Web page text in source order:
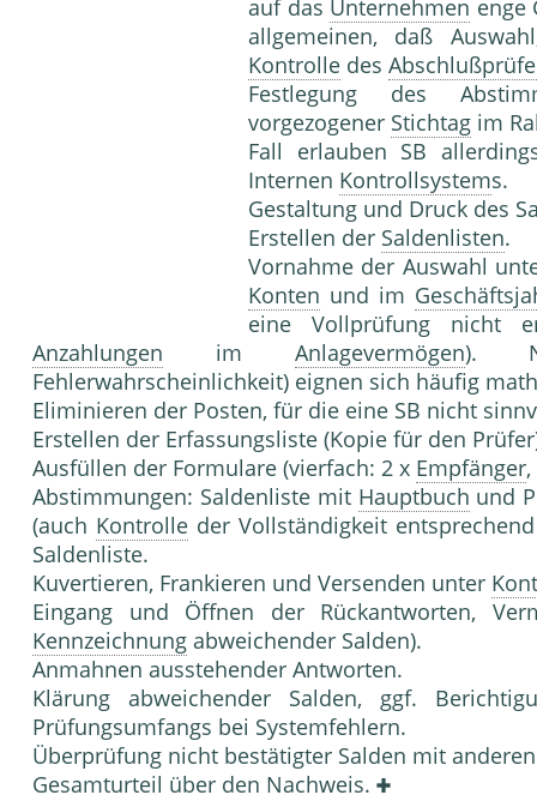
auf das Unternehmen enge
allgemeinen, daß
Kontrolle des
Festlegung des
vorgezogener Stichtag im
Fall erlauben SB
Internen Kontrollsystems.
Gestaltung und Druck des
Erstellen der Saldenlisten.
Vornahme der Auswahl
Konten und im
eine Vollprüfung nicht
Anzahlungen im Anlagevermögen).
Fehlerwahrscheinlichkeit) eignen sich häufig
Eliminieren der Posten, für die eine SB nicht
Erstellen der Erfassungsliste (Kopie für den
Ausfüllen der Formulare (vierfach: 2 x Empfänger
Abstimmungen: Saldenliste mit Hauptbuch und
(auch Kontrolle der Vollständigkeit
Saldenliste.
Kuvertieren, Frankieren und Versenden unter
Eingang und Öffnen der Rückantworten,
Kennzeichnung abweichender Salden).
Anmahnen ausstehender Antworten.
Klärung abweichender Salden, ggf.
Prüfungsumfangs bei Systemfehlern.
Überprüfung nicht bestätigter Salden mit
Gesamturteil über den Nachweis.